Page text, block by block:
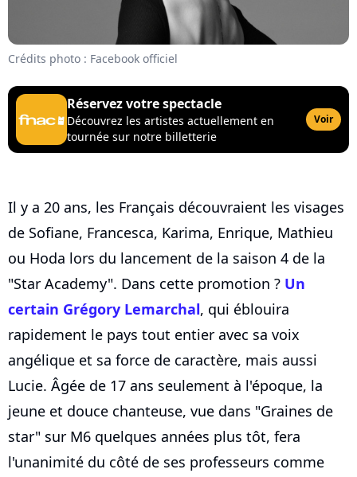
Crédits photo : Facebook officiel
Réservez votre spectacle
Découvrez les artistes actuellement en
tournée sur notre billetterie
Voir
Il y a 20 ans, les Français découvraient les visages
de Sofiane, Francesca, Karima, Enrique, Mathieu
ou Hoda lors du lancement de la saison 4 de la
"Star Academy". Dans cette promotion ? Un
certain Grégory Lemarchal, qui éblouira
rapidement le pays tout entier avec sa voix
angélique et sa force de caractère, mais aussi
Lucie. Âgée de 17 ans seulement à l'époque, la
jeune et douce chanteuse, vue dans "Graines de
star" sur M6 quelques années plus tôt, fera
l'unanimité du côté de ses professeurs comme